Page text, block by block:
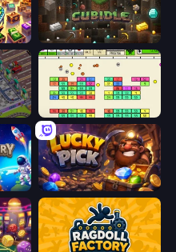
Money Factory: Tycoon Idle Game Cubidle
Oil Mining 3D: Petrol Factory Idle Breakout
Lucky Pick